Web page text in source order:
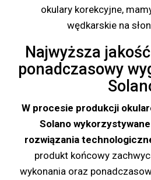
okulary korekcyjne,
wędkarskie na
Najwyższa
ponadczasowy
W procesie produkcji
Solano
rozwiązania
produkt końcowy
wykonania oraz